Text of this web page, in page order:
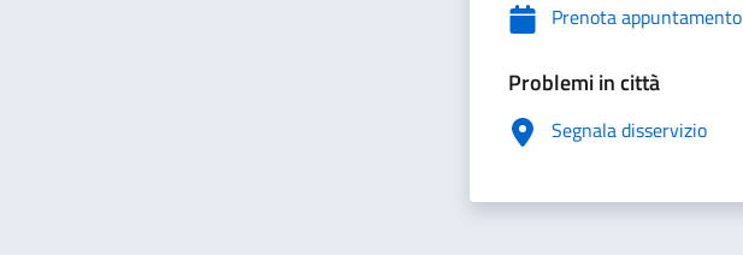
Prenota appuntamento
Problemi in città
Segnala disservizio